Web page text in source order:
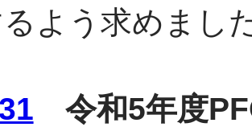
よう求めまし
令和5年度